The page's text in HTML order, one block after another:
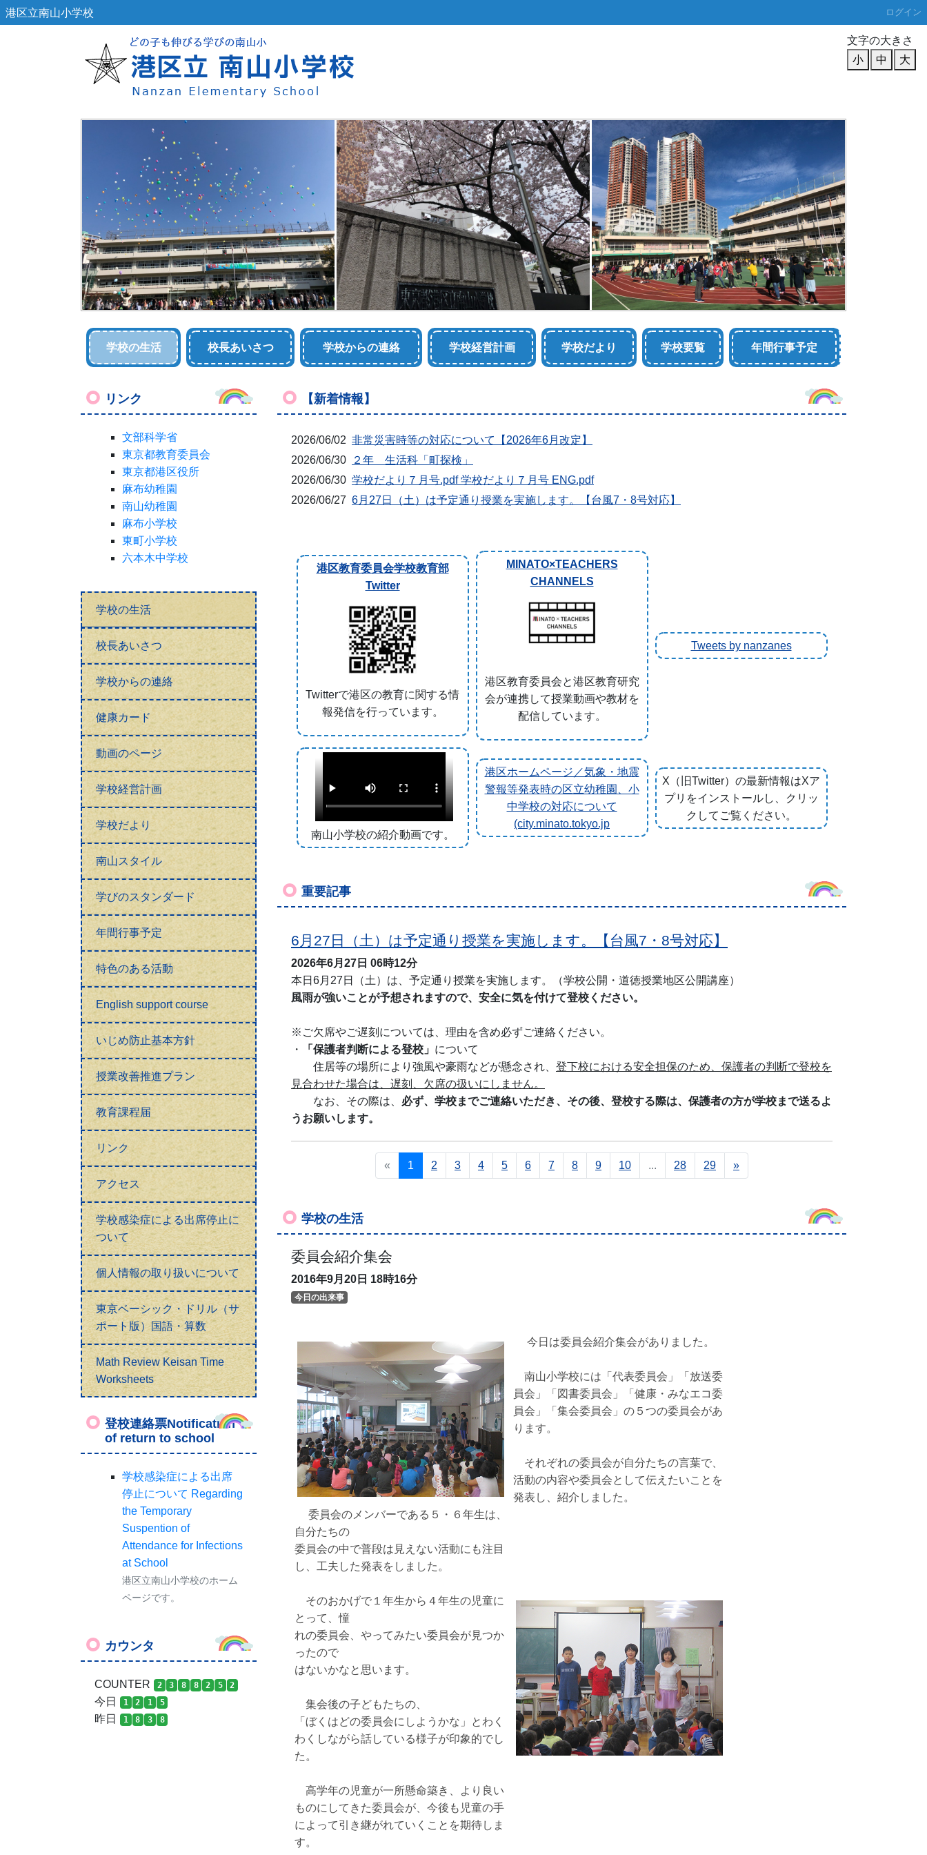
港区立南山小学校 ログイン
文字の大きさ
小
中 大
学校の生活 校長あいさつ 学校からの連絡 学校経営計画 学校だより 学校要覧 年間行事予定
リンク
文部科学省
東京都教育委員会
東京都港区役所
麻布幼稚園
南山幼稚園
麻布小学校
東町小学校
六本木中学校
学校の生活
校長あいさつ
学校からの連絡
健康カード
動画のページ
学校経営計画
学校だより
南山スタイル
学びのスタンダード
年間行事予定
特色のある活動
English support course
いじめ防止基本方針
授業改善推進プラン
教育課程届
リンク
アクセス
学校感染症による出席停止に
ついて
個人情報の取り扱いについて
東京ベーシック・ドリル（サ
ポート版）国語・算数
Math Review Keisan Time
Worksheets
登校連絡票Notification
of return to school
学校感染症による出席
停止について Regarding
the Temporary
Suspention of
Attendance for Infections
at School
港区立南山小学校のホーム
ページです。
カウンタ
COUNTER 2 3 8 8 2 5 2
今日 1 2 1 5
昨日 1 8 3 8
【新着情報】
2026/06/02 非常災害時等の対応について【2026年6月改定】
2026/06/30
２年 生活科「町探検」
2026/06/30 学校だより７月号.pdf 学校だより７月号 ENG.pdf
2026/06/27 6月27日（土）は予定通り授業を実施します。【台風7・8号対応】
港区教育委員会学校教育部
Twitter
Twitterで港区の教育に関する情
報発信を行っています。
MINATO×TEACHERS
CHANNELS
港区教育委員会と港区教育研究
会が連携して授業動画や教材を
配信しています。
Tweets by nanzanes
南山小学校の紹介動画です。
港区ホームページ／気象・地震
警報等発表時の区立幼稚園、小
中学校の対応について
(city.minato.tokyo.jp
X（旧Twitter）の最新情報はXア
プリをインストールし、クリッ
クしてご覧ください。
重要記事
6月27日（土）は予定通り授業を実施します。【台風7・8号対応】
2026年6月27日 06時12分
本日6月27日（土）は、予定通り授業を実施します。（学校公開・道徳授業地区公開講座）
風雨が強いことが予想されますので、安全に気を付けて登校ください。
※ご欠席やご遅刻については、理由を含め必ずご連絡ください。
・
「保護者判断による登校」 について
住居等の場所により強風や豪雨などが懸念され、 登下校における安全担保のため、保護者の判断で登校を
見合わせた場合は、遅刻、欠席の扱いにしません。
なお、その際は、 必ず、学校までご連絡いただき、その後、登校する際は、保護者の方が学校まで送るよ
うお願いします。
« 1 2 3 4 5 6 7 8 9 10 ... 28 29 »
学校の生活
委員会紹介集会
2016年9月20日 18時16分
今日の出来事
今日は委員会紹介集会がありました。
南山小学校には「代表委員会」「放送委
員会」「図書委員会」「健康・みなエコ委
員会」「集会委員会」の５つの委員会があ
ります。
それぞれの委員会が自分たちの言葉で、
活動の内容や委員会として伝えたいことを
発表し、紹介しました。
委員会のメンバーである５・６年生は、
自分たちの
委員会の中で普段は見えない活動にも注目
し、工夫した発表をしました。
そのおかげで１年生から４年生の児童に
とって、憧
れの委員会、やってみたい委員会が見つか
ったので
はないかなと思います。
集会後の子どもたちの、
「ぼくはどの委員会にしようかな」とわく
わくしながら話している様子が印象的でし
た。
高学年の児童が一所懸命築き、より良い
ものにしてきた委員会が、今後も児童の手
によって引き継がれていくことを期待しま
す。